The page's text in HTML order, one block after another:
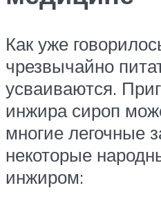
Как уже
чрезвычайно
усваиваются.
инжира сироп
многие легочные
некоторые
инжиром: